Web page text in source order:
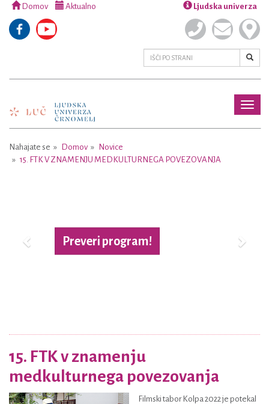
Domov Aktualno Ljudska univerza
Nahajate se Domov
Novice
15. FTK V ZNAMENJU MEDKULTURNEGA POVEZOVANJA
Preveri program!
15. FTK v znamenju
medkulturnega povezovanja
Filmski tabor Kolpa 2022 je potekal